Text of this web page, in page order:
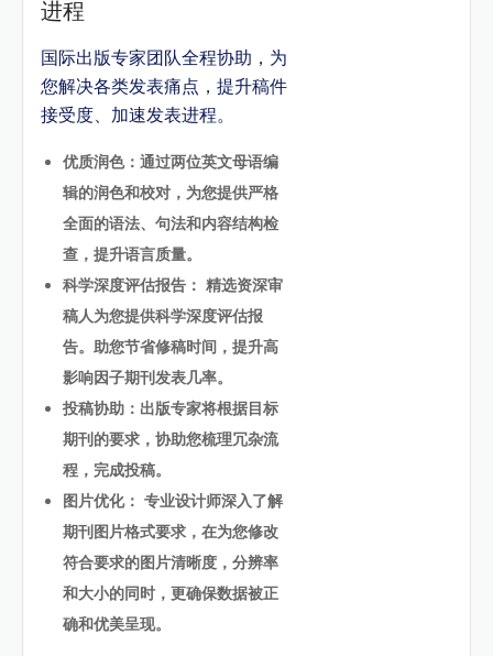
进程
国际出版专家团队全程协助，为
您解决各类发表痛点，提升稿件
接受度、加速发表进程。
优质润色：通过两位英文母语编
辑的润色和校对，为您提供严格
全面的语法、句法和内容结构检
查，提升语言质量。
科学深度评估报告： 精选资深审
稿人为您提供科学深度评估报
告。助您节省修稿时间，提升高
影响因子期刊发表几率。
投稿协助：出版专家将根据目标
期刊的要求，协助您梳理冗杂流
程，完成投稿。
图片优化： 专业设计师深入了解
期刊图片格式要求，在为您修改
符合要求的图片清晰度，分辨率
和大小的同时，更确保数据被正
确和优美呈现。